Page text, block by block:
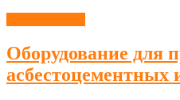
Оборудование для
асбестоцементных